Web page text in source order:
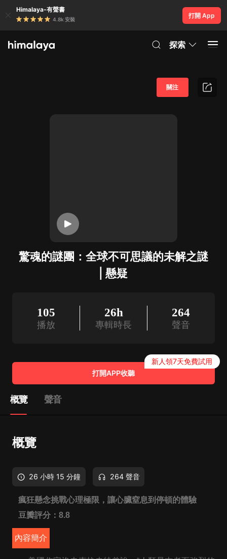
Himalaya-有聲書
4.8k 安裝
打開 App
探索
驚魂的謎團：全球不可思議的未解之謎
| 懸疑
關注
105
播放
26h
專輯時長
264
聲音
打開APP收聽
新人領7天免費試用
概覽 聲音
概覽
26 小時 15 分鐘 264 聲音
瘋狂懸念挑戰心理極限，讓心臟窒息到停頓的體驗
豆瓣評分：8.8
內容簡介